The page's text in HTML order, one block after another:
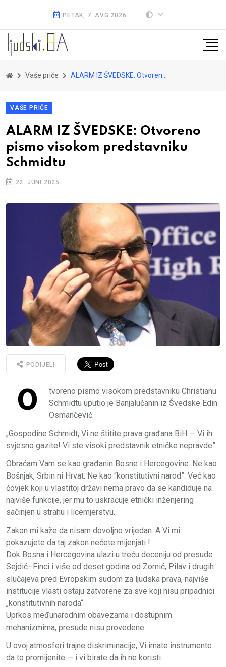
PETAK, 7. AVG 2026.
Vaše priče ALARM IZ ŠVEDSKE: Otvoreno pismo visokom predstavniku Schmidtu
VAŠE PRIČE
ALARM IZ ŠVEDSKE: Otvoreno
pismo visokom predstavniku
Schmidtu
22. JUNI 2025.
PODIJELI
O
tvoreno pismo visokom predstavniku Christianu
Schmidtu uputio je Banjalučanin iz Švedske Edin
Osmančević.
„Gospodine Schmidt, Vi ne štitite prava građana BiH — Vi ih
svjesno gazite! Vi ste visoki predstavnik etničke nepravde”
Obraćam Vam se kao građanin Bosne i Hercegovine. Ne kao
Bošnjak, Srbin ni Hrvat. Ne kao “konstitutivni narod”. Već kao
čovjek koji u vlastitoj državi nema pravo da se kandiduje na
najviše funkcije, jer mu to uskraćuje etnički inženjering
sačinjen u strahu i licemjerstvu.
Zakon mi kaže da nisam dovoljno vrijedan. A Vi mi
pokazujete da taj zakon nećete mijenjati !
Dok Bosna i Hercegovina ulazi u treću deceniju od presude
Sejdić–Finci i više od deset godina od Zornić, Pilav i drugih
slučajeva pred Evropskim sudom za ljudska prava, najviše
institucije vlasti ostaju zatvorene za sve koji nisu pripadnici
„konstitutivnih naroda“.
Uprkos međunarodnim obavezama i dostupnim
mehanizmima, presude nisu provedene.
U ovoj atmosferi trajne diskriminacije, Vi imate instrumente
da to promijenite — i vi birate da ih ne koristi.